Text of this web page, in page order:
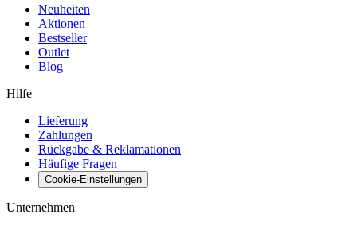
Neuheiten
Aktionen
Bestseller
Outlet
Blog
Hilfe
Lieferung
Zahlungen
Rückgabe & Reklamationen
Häufige Fragen
Cookie-Einstellungen
Unternehmen